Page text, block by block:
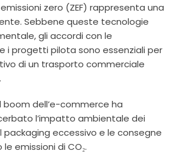
zero (ZEF) rappresenta una
Sebbene queste tecnologie
gli accordi con le
i progetti pilota sono essenziali per
di un trasporto commerciale
dell’e-commerce ha
l’impatto ambientale dei
packaging eccessivo e le consegne
emissioni di CO₂.